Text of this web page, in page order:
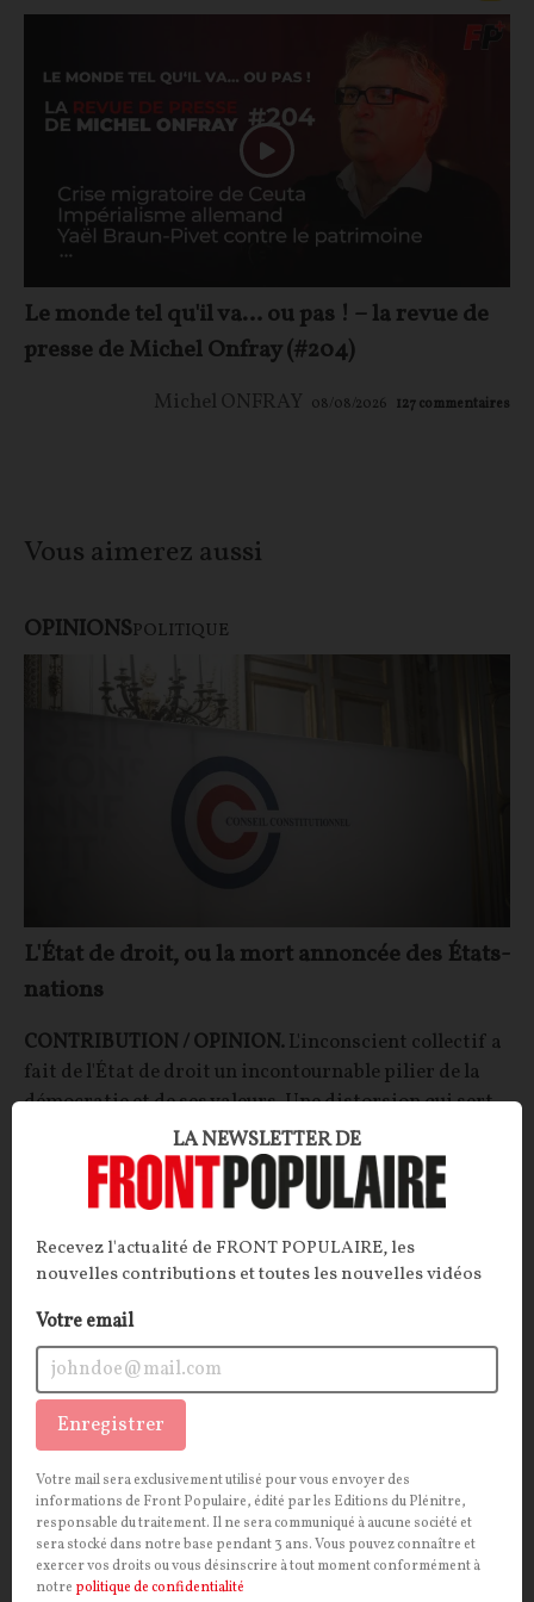
Le monde tel qu'il va… ou pas ! – la revue de
presse de Michel Onfray (#204)
Michel ONFRAY 08/08/2026 127commentaires
Vous aimerez aussi
OPINIONSPOLITIQUE
L'État de droit, ou la mort annoncée des États-
nations
CONTRIBUTION / OPINION.L'inconscient collectif a
fait de l'État de droit un incontournable pilier de la
démocratie et de ses valeurs. Une distorsion qui sert
de paravent à la dikastocratie, ou gouvernement des
Jean-Francois LECŒUVRE 07/08/2026 9commentaires
OPINIONSPOLITIQUE
LA NEWSLETTER DE
Recevez l'actualité de FRONT POPULAIRE, les
nouvelles contributions et toutes les nouvelles vidéos
Votre email
Enregistrer
Votre mail sera exclusivement utilisé pour vous envoyer des
informations de Front Populaire, édité par les Editions du Plénitre,
responsable du traitement. Il ne sera communiqué à aucune société et
sera stocké dans notre base pendant 3 ans. Vous pouvez connaître et
exercer vos droits ou vous désinscrire à tout moment conformément à
notre politique de confidentialité